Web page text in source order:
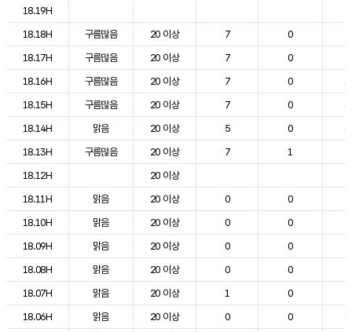
18.19H
18.18H
구름많음 20 이상 7 0
18.17H
구름많음 20 이상 7 0
18.16H
구름많음 20 이상 7 0
18.15H
구름많음 20 이상 7 0
18.14H
맑음 20 이상 5 0
18.13H
구름많음 20 이상 7 1
18.12H
20 이상
18.11H
맑음 20 이상 0 0
18.10H
맑음 20 이상 0 0
18.09H
맑음 20 이상 0 0
18.08H
맑음 20 이상 0 0
18.07H
맑음 20 이상 1 0
18.06H
맑음 20 이상 0 0